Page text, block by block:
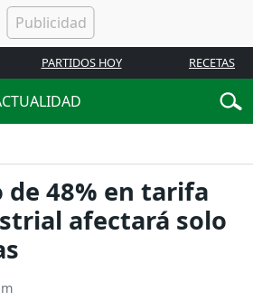
PARTIDOS HOY RECETAS
48% en tarifa
afectará solo